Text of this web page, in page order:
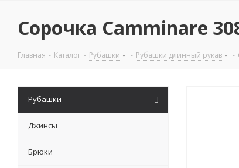
Сорочка Camminare
Главная - Каталог - Рубашки - Рубашки длинный рукав -
Рубашки
Джинсы
Брюки